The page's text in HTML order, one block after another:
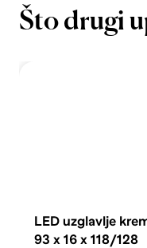
Što drugi
LED uzglavlje
93 x 16 x 118/128